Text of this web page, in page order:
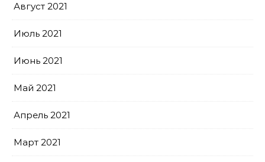
Август 2021
Июль 2021
Июнь 2021
Май 2021
Апрель 2021
Март 2021